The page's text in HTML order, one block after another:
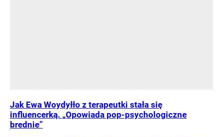
Jak Ewa Woydyłło z terapeutki stała się
influencerką. „Opowiada pop-psychologiczne
brednie”